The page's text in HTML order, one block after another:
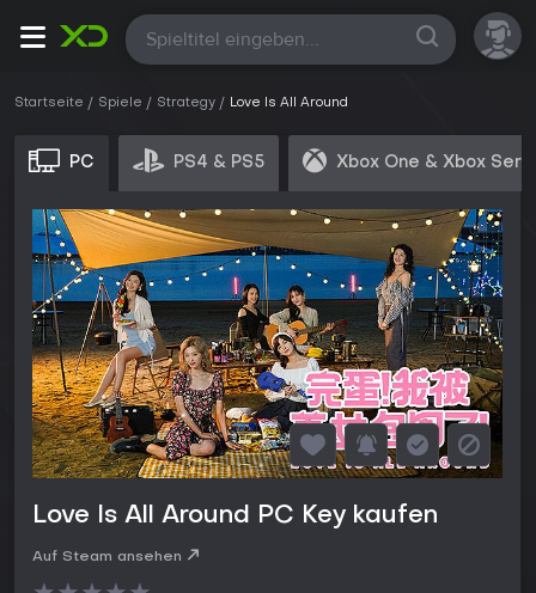
Alle
Startseite Spiele Strategy Love Is All Around
PC PS4 & PS5 Xbox One & Xbox
Love Is All Around PC Key kaufen
Auf Steam ansehen